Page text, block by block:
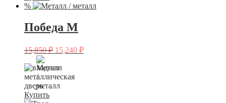
%
Победа М
15,850₽ 15,240 ₽
Купить